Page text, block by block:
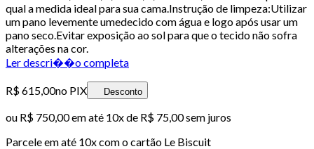
qual a medida ideal para sua cama.Instrução de limpeza:Utilizar
um pano levemente umedecido com água e logo após usar um
pano seco.Evitar exposição ao sol para que o tecido não sofra
alterações na cor.
Ler descri��o completa
R$ 615,00no PIX Desconto
ou R$ 750,00em até 10x de R$ 75,00 sem juros
Parcele em até 10x com o cartão Le Biscuit